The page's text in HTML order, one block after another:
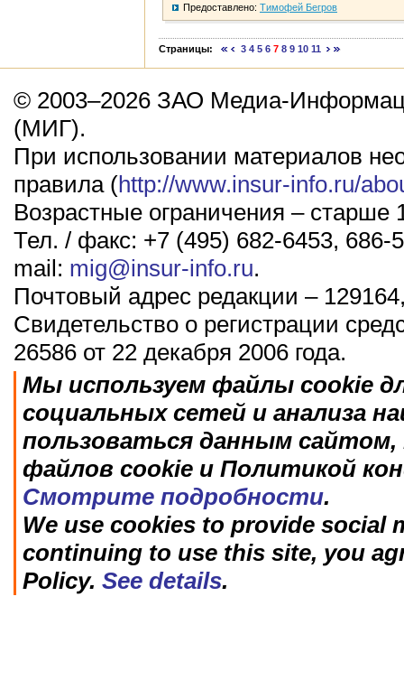
Предоставлено: Тимофей Бегров
Страницы: 3 4 5 6 7 8 9 10 11
© 2003–2026 ЗАО Медиа-
(МИГ).
При использовании материалов
правила (http://www.insur-info.ru/
Возрастные ограничения – старше
Тел. / факс: +7 (495) 682-6453, 686-
mail: mig@insur-info.ru.
Почтовый адрес редакции –
Свидетельство о регистрации
26586 от 22 декабря 2006 года.
Мы используем файлы cookie
социальных сетей и анализа
пользоваться данным
файлов cookie и Политикой
Смотрите подробности.
We use cookies to provide social
continuing to use this site, you
Policy. See details.